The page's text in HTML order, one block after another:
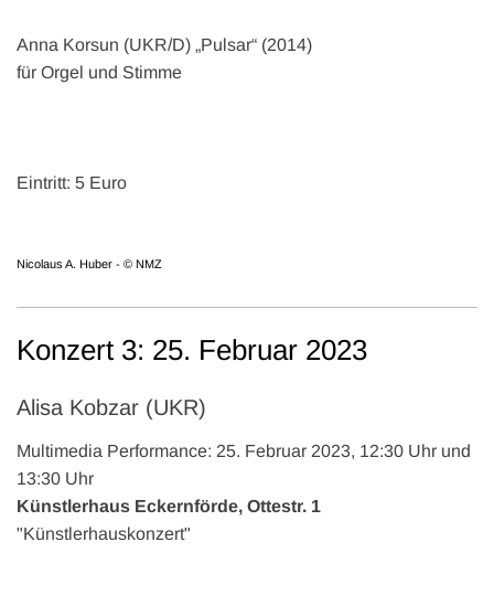
Anna Korsun (UKR/D) „Pulsar“ (2014)
für Orgel und Stimme
Eintritt: 5 Euro
Nicolaus A. Huber - © NMZ
Konzert 3: 25. Februar 2023
Alisa Kobzar (UKR)
Multimedia Performance: 25. Februar 2023, 12:30 Uhr und
13:30 Uhr
Künstlerhaus Eckernförde, Ottestr. 1
"Künstlerhauskonzert"